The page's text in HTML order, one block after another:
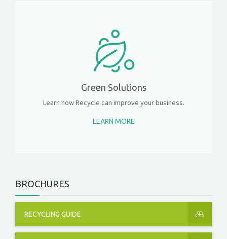
Green Solutions
Learn how Recycle can improve your business.
LEARN MORE
BROCHURES
RECYCLING GUIDE